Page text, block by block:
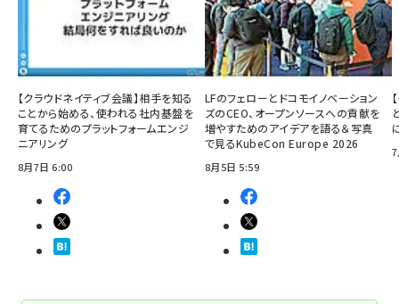
【クラウドネイティブ会議】相手を知る
ことから始める、使われる社内基盤を
育てるためのプラットフォームエンジ
ニアリング
8月7日 6:00
LFのフェローとドコモイノベーション
ズのCEO、オープンソースへの貢献を
増やすためのアイデアを語る＆写真
で見るKubeCon Europe 2026
8月5日 5:59